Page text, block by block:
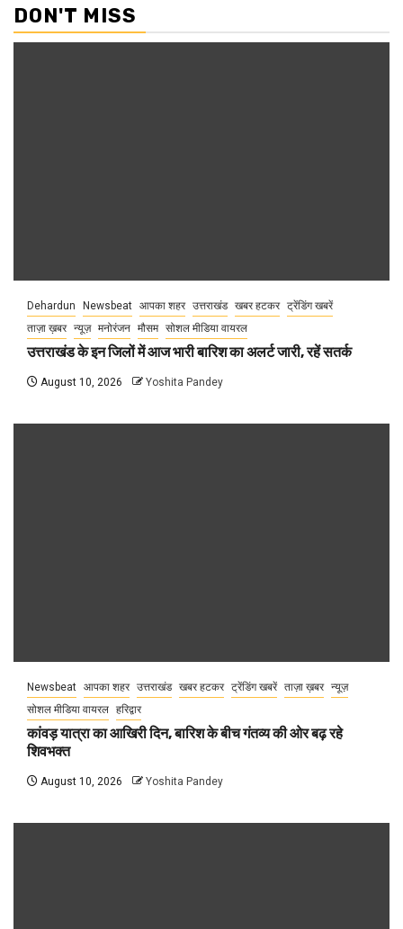
DON'T MISS
Dehardun Newsbeat आपका शहर उत्तराखंड खबर हटकर ट्रेंडिंग खबरें
ताज़ा ख़बर न्यूज़ मनोरंजन मौसम सोशल मीडिया वायरल
उत्तराखंड के इन जिलों में आज भारी बारिश का अलर्ट जारी, रहें सतर्क
August 10, 2026 Yoshita Pandey
Newsbeat आपका शहर उत्तराखंड खबर हटकर ट्रेंडिंग खबरें ताज़ा ख़बर न्यूज़
सोशल मीडिया वायरल हरिद्वार
कांवड़ यात्रा का आखिरी दिन, बारिश के बीच गंतव्य की ओर बढ़ रहे
शिवभक्त
August 10, 2026 Yoshita Pandey